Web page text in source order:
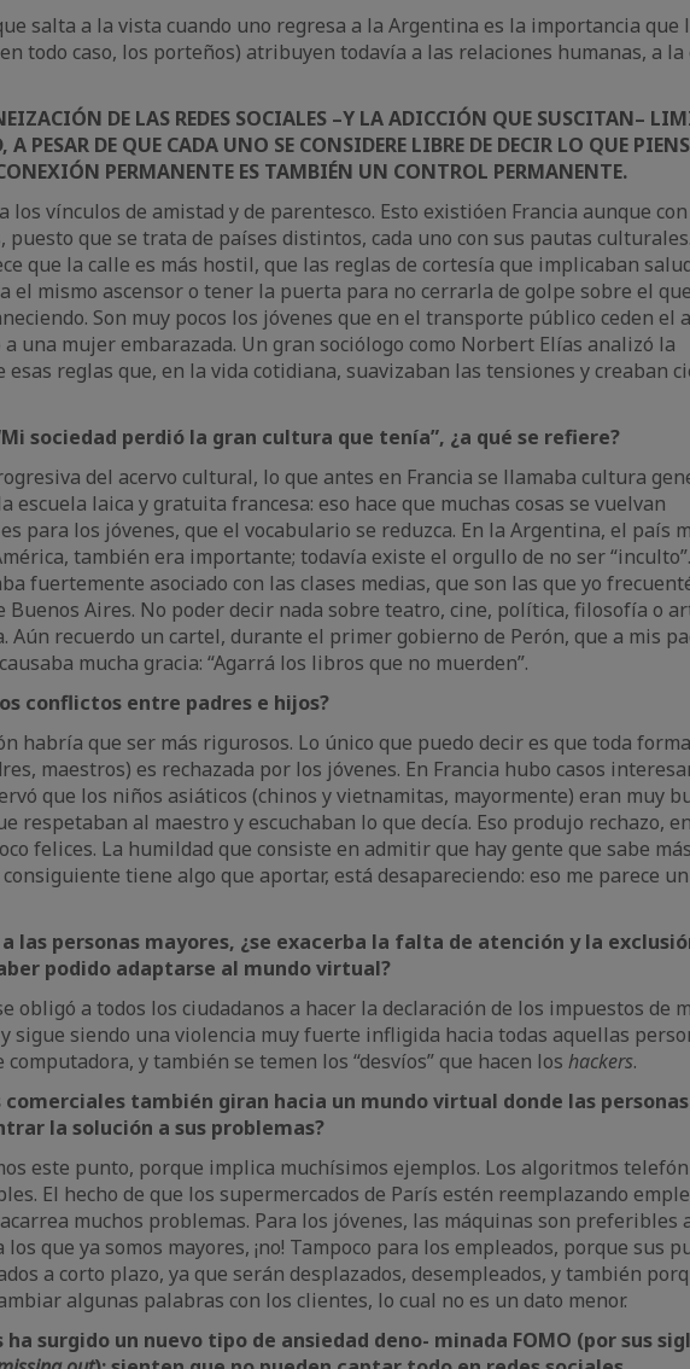
salta a la vista cuando uno regresa a la Argentina es la importancia que
todo caso, los porteños) atribuyen todavía a las relaciones humanas, a la
DE LAS REDES SOCIALES –Y LA ADICCIÓN QUE SUSCITAN–
A PESAR DE QUE CADA UNO SE CONSIDERE LIBRE DE DECIR LO QUE
PERMANENTE ES TAMBIÉN UN CONTROL PERMANENTE.
los vínculos de amistad y de parentesco. Esto existióen Francia aunque
puesto que se trata de países distintos, cada uno con sus pautas culturales.
que la calle es más hostil, que las reglas de cortesía que implicaban
el mismo ascensor o tener la puerta para no cerrarla de golpe sobre el
Son muy pocos los jóvenes que en el transporte público ceden el
a una mujer embarazada. Un gran sociólogo como Norbert Elías analizó la
esas reglas que, en la vida cotidiana, suavizaban las tensiones y creaban
sociedad perdió la gran cultura que tenía”, ¿a qué se refiere?
del acervo cultural, lo que antes en Francia se llamaba cultura
escuela laica y gratuita francesa: eso hace que muchas cosas se vuelvan
para los jóvenes, que el vocabulario se reduzca. En la Argentina, el país
también era importante; todavía existe el orgullo de no ser
fuertemente asociado con las clases medias, que son las que yo
Buenos Aires. No poder decir nada sobre teatro, cine, política, filosofía o
Aún recuerdo un cartel, durante el primer gobierno de Perón, que a mis
mucha gracia: “Agarrá los libros que no muerden”.
conflictos entre padres e hijos?
habría que ser más rigurosos. Lo único que puedo decir es que toda
maestros) es rechazada por los jóvenes. En Francia hubo casos
que los niños asiáticos (chinos y vietnamitas, mayormente) eran muy
respetaban al maestro y escuchaban lo que decía. Eso produjo rechazo,
felices. La humildad que consiste en admitir que hay gente que sabe
tiene algo que aportar, está desapareciendo: eso me parece
las personas mayores, ¿se exacerba la falta de atención y la
podido adaptarse al mundo virtual?
obligó a todos los ciudadanos a hacer la declaración de los impuestos de
y sigue siendo una violencia muy fuerte infligida hacia todas aquellas
computadora, y también se temen los “desvíos” que hacen los hackers.
comerciales también giran hacia un mundo virtual donde las
la solución a sus problemas?
este punto, porque implica muchísimos ejemplos. Los algoritmos
El hecho de que los supermercados de París estén reemplazando
muchos problemas. Para los jóvenes, las máquinas son preferibles
los que ya somos mayores, ¡no! Tampoco para los empleados, porque sus
a corto plazo, ya que serán desplazados, desempleados, y también
algunas palabras con los clientes, lo cual no es un dato menor.
ha surgido un nuevo tipo de ansiedad deno- minada FOMO (por sus